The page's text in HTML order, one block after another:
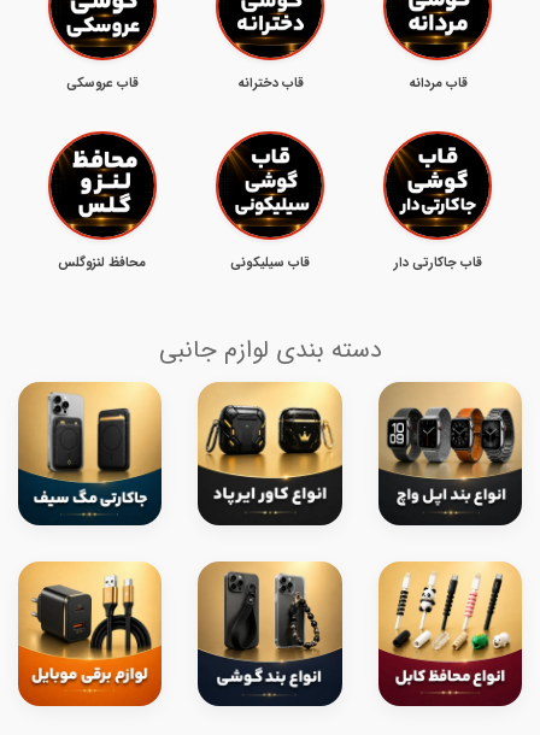
قاب مردانه قاب دخترانه قاب عروسکی
قاب جاکارتی دار قاب سیلیکونی محافظ لنزوگلس
دسته بندی لوازم جانبی